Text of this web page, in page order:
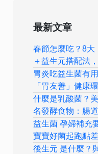
最新文章
春節怎麼吃？8大
＋益生元搭配法
胃炎吃益生菌有
「胃友善」健康
什麼是乳酸菌？
名發酵食物：腸
益生菌 孕婦補充
寶寶好菌起跑點
後生元 是什麼？